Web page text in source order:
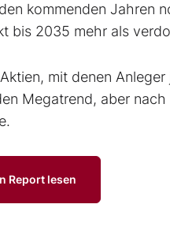
kommenden Jahren
bis 2035 mehr als
mit denen
Megatrend, aber
Report lesen